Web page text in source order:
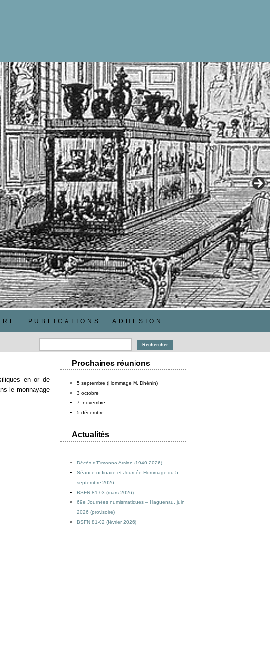
PUBLICATIONS ADHÉSION
en or de
le monnayage
Prochaines réunions
5 septembre (Hommage M. Dhénin)
3 octobre
7 novembre
5 décembre
Actualités
Décès d’Ermanno Arslan (1940-2026)
Séance ordinaire et Journée-Hommage du 5
septembre 2026
BSFN 81-03 (mars 2026)
69e Journées numismatiques – Haguenau, juin
2026 (provisoire)
BSFN 81-02 (février 2026)